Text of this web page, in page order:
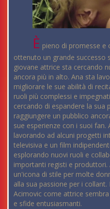
È pieno di promesse e
ottenuto un grande successo
giovane attrice sta cercando
ancora più in alto. Ana sta
migliorare le sue abilità di
ruoli più complessi e
cercando di espandere la sua
raggiungere un pubblico
sue esperienze con i suoi
lavorando ad alcuni progetti
televisiva e un film
esplorando nuovi ruoli e
importanti registi e produttori.
un'icona di stile per molte
alla sua passione per i
Acimovic come attrice
e sfide entusiasmanti.